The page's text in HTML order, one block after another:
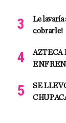
Le
cobrarle!
AZTECA
SE